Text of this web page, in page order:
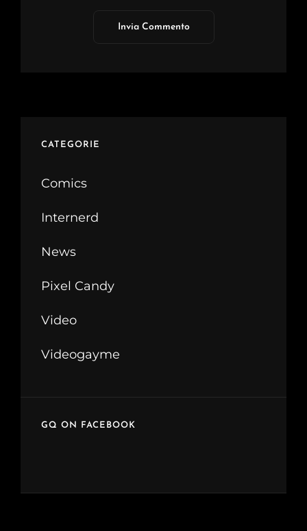
CATEGORIE
Comics
Internerd
News
Pixel Candy
Video
Videogayme
GQ ON FACEBOOK